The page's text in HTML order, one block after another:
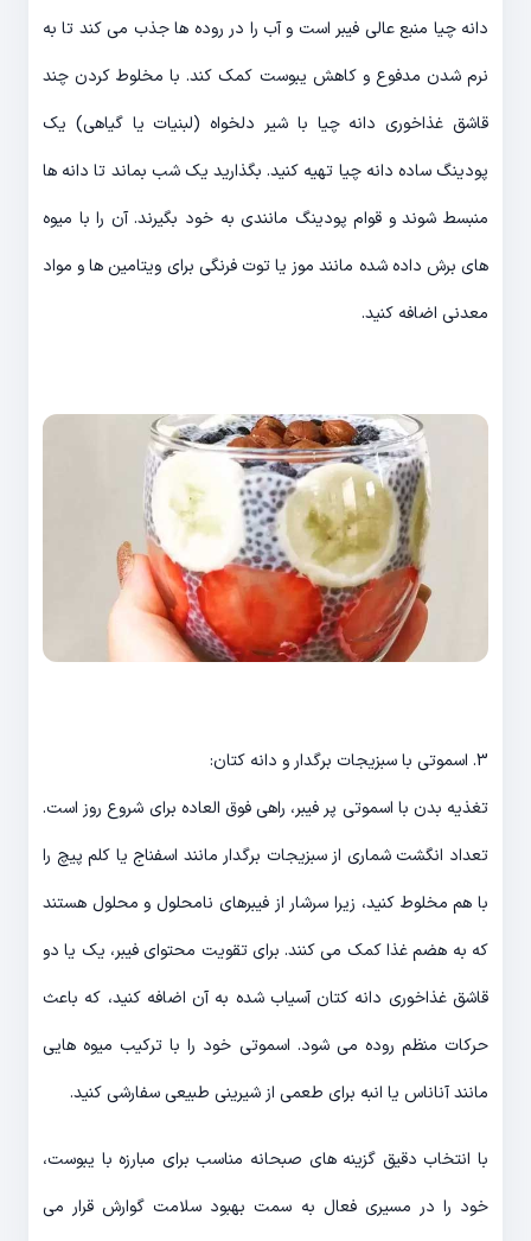
دانه چیا منبع عالی فیبر است و آب را در روده ها جذب می کند تا به
نرم شدن مدفوع و کاهش یبوست کمک کند. با مخلوط کردن چند
قاشق غذاخوری دانه چیا با شیر دلخواه (لبنیات یا گیاهی) یک
پودینگ ساده دانه چیا تهیه کنید. بگذارید یک شب بماند تا دانه ها
منبسط شوند و قوام پودینگ مانندی به خود بگیرند. آن را با میوه
های برش داده شده مانند موز یا توت فرنگی برای ویتامین ها و مواد
معدنی اضافه کنید.
3. اسموتی با سبزیجات برگدار و دانه کتان:
تغذیه بدن با اسموتی پر فیبر، راهی فوق العاده برای شروع روز است.
تعداد انگشت شماری از سبزیجات برگدار مانند اسفناج یا کلم پیچ را
با هم مخلوط کنید، زیرا سرشار از فیبرهای نامحلول و محلول هستند
که به هضم غذا کمک می کنند. برای تقویت محتوای فیبر، یک یا دو
قاشق غذاخوری دانه کتان آسیاب شده به آن اضافه کنید، که باعث
حرکات منظم روده می شود. اسموتی خود را با ترکیب میوه هایی
مانند آناناس یا انبه برای طعمی از شیرینی طبیعی سفارشی کنید.
با انتخاب دقیق گزینه های صبحانه مناسب برای مبارزه با یبوست،
خود را در مسیری فعال به سمت بهبود سلامت گوارش قرار می